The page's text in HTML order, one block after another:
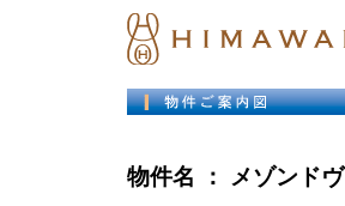
物件名 ： メゾンド